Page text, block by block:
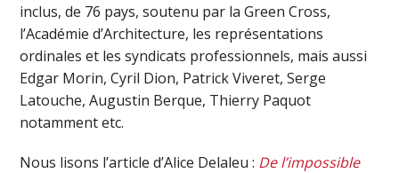
inclus, de 76 pays, soutenu par la Green Cross,
l’Académie d’Architecture, les représentations
ordinales et les syndicats professionnels, mais aussi
Edgar Morin, Cyril Dion, Patrick Viveret, Serge
Latouche, Augustin Berque, Thierry Paquot
notamment etc.
Nous lisons l’article d’Alice Delaleu : De l’impossible